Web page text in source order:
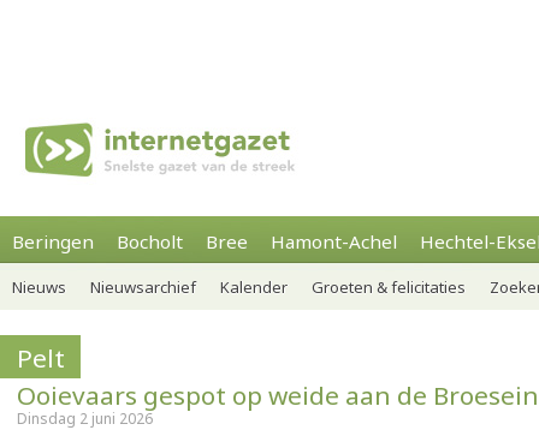
Beringen Bocholt Bree Hamont-Achel Hechtel-
Nieuws Nieuwsarchief Kalender Groeten & felicitaties
Pelt
Ooievaars gespot op weide aan de
Dinsdag 2 juni 2026